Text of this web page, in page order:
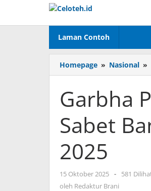
konten
Laman Contoh
Homepage » Nasional »
Garbha
Sabet
2025
15 Oktober 2025 oleh
Redaktur
-
581
oleh Redaktur Brani